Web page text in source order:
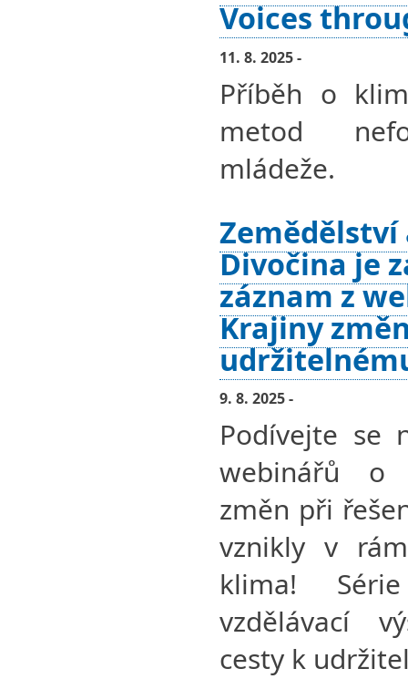
Voices
11. 8. 2025 -
Příběh o
metod
mládeže.
Zemědělství
Divočina je
záznam z
Krajiny
9. 8. 2025 -
Podívejte se
webinářů o
změn při
vznikly v
klima!
vzdělávací
cesty k